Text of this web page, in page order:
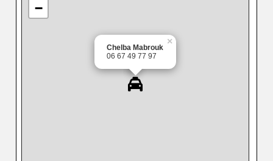
Chelba Mabrouk
06 67 49 77 97
×
−